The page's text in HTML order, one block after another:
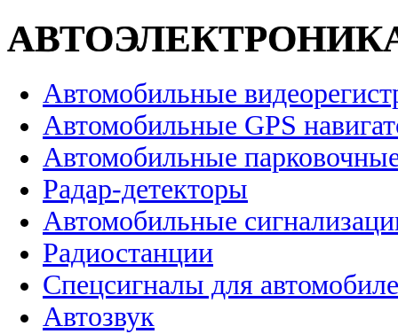
Автомобильные
Автомобильные GPS
Автомобильные
Радар-детекторы
Автомобильные
Радиостанции
Спецсигналы для
Автозвук